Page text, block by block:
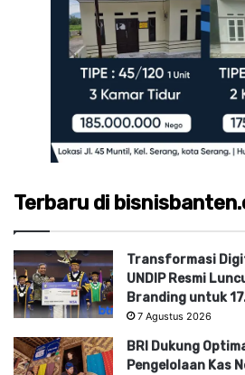
Terbaru di
Transformasi
UNDIP Resmi
Branding untuk
7 Agustus 2026
BRI Dukung
Pengelolaan Kas